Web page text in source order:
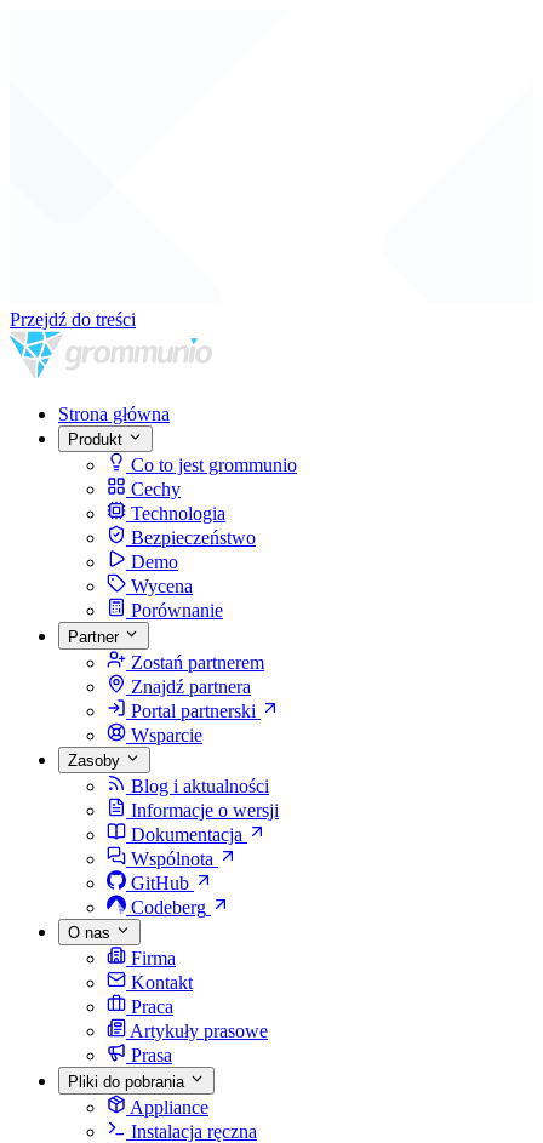
Przejdź do treści
Strona główna
Produkt
Co to jest grommunio
Cechy
Technologia
Bezpieczeństwo
Demo
Wycena
Porównanie
Partner
Zostań partnerem
Znajdź partnera
Portal partnerski
Wsparcie
Zasoby
Blog i aktualności
Informacje o wersji
Dokumentacja
Wspólnota
GitHub
Codeberg
O nas
Firma
Kontakt
Praca
Artykuły prasowe
Prasa
Pliki do pobrania
Appliance
Instalacja ręczna